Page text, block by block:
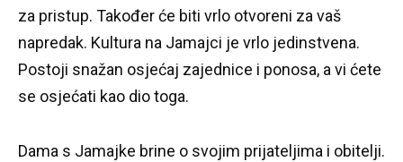
za pristup. Također će biti vrlo otvoreni za vaš
napredak. Kultura na Jamajci je vrlo jedinstvena.
Postoji snažan osjećaj zajednice i ponosa, a vi ćete
se osjećati kao dio toga.
Dama s Jamajke brine o svojim prijateljima i obitelji.